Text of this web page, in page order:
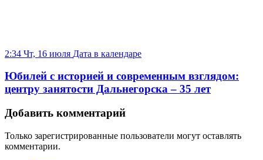
2:34 Чт, 16 июля Дата в календаре
Юбилей с историей и современным взглядом:
центру занятости Дальнегорска – 35 лет
Добавить комментарий
Только зарегистрированные пользователи могут оставлять
комментарии.